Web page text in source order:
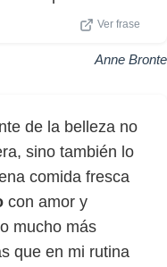
Ver frase
Anne Bronte
de la belleza no
sino también lo
comida fresca
con amor y
mucho más
que en mi rutina